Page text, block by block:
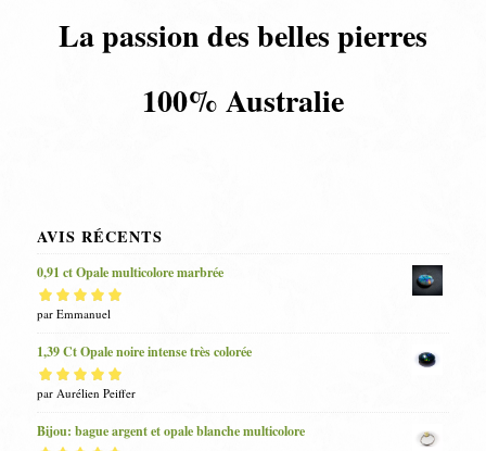
La passion des belles pierres
100% Australie
AVIS RÉCENTS
0,91 ct Opale multicolore marbrée
Note5sur 5
par Emmanuel
1,39 Ct Opale noire intense très colorée
Note5sur 5
par Aurélien Peiffer
Bijou: bague argent et opale blanche multicolore